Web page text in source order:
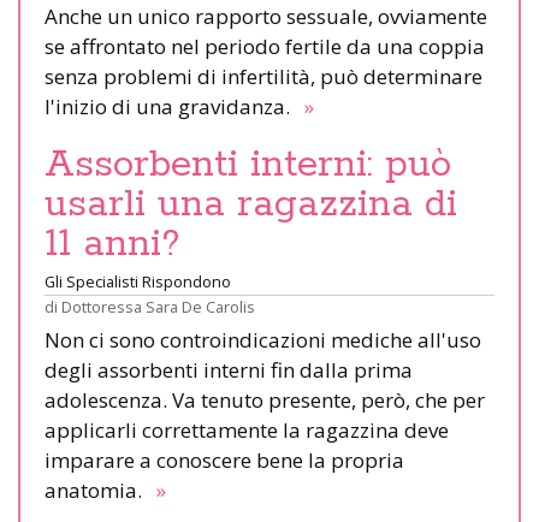
Anche un unico rapporto sessuale, ovviamente
se affrontato nel periodo fertile da una coppia
senza problemi di infertilità, può determinare
l'inizio di una gravidanza. »
Assorbenti interni: può
usarli una ragazzina di
11 anni?
Gli Specialisti Rispondono
di Dottoressa Sara De Carolis
Non ci sono controindicazioni mediche all'uso
degli assorbenti interni fin dalla prima
adolescenza. Va tenuto presente, però, che per
applicarli correttamente la ragazzina deve
imparare a conoscere bene la propria
anatomia. »